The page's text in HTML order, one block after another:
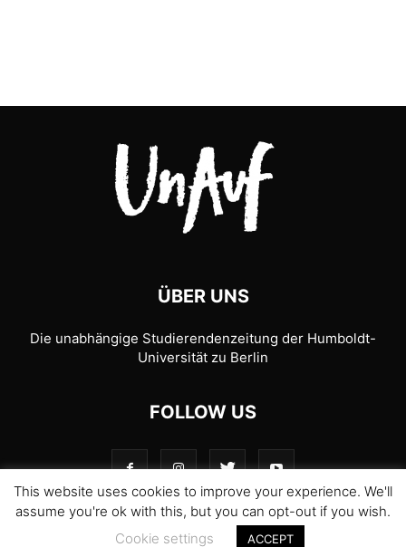
ÜBER UNS
Die unabhängige Studierendenzeitung der Humboldt-
Universität zu Berlin
FOLLOW US
© 1989-2026 UnAufgefordert
This website uses cookies to improve your experience. We'll
assume you're ok with this, but you can opt-out if you wish.
Cookie settings
ACCEPT